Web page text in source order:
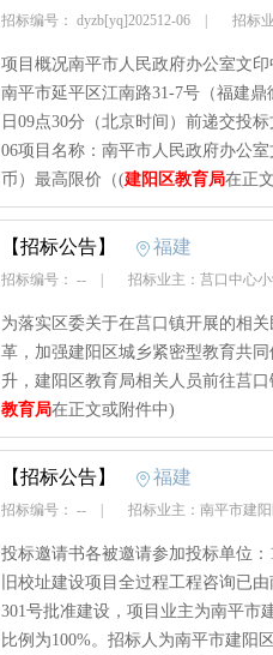
招标编号： dyzb[yq]202512-06 招标
项目概况南平市人民政府办公室文
南平市延平区江南路31-7号（福建
日09点30分（北京时间）前递交投
06项目名称：南平市人民政府办公
币）最高限价（(建阳区教育局在正
【招标公告】 福建
招标编号： -- 招标业主：莒口中心
为落实区委关于在莒口镇开展的相
革，加强建阳区城乡紧密型教育共
升，建阳区教育局相关人员前往莒
教育局在正文或附件中)
【招标公告】 福建
招标编号： -- 招标业主：南平市建
投标邀请书各被邀请参加投标单位
旧校址建设项目全过程工程咨询已
301号批准建设，项目业主为南平市
比例为100%。招标人为南平市建阳